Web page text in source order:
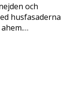
och
husfasaderna
ahem.…